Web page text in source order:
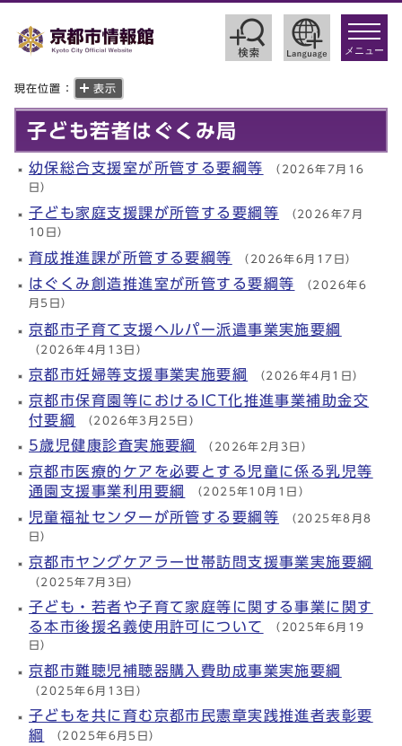
toggle
メニュー
現在位置： 表示
子ども若者はぐくみ局
幼保総合支援室が所管する要綱等 （2026年7月16
日）
子ども家庭支援課が所管する要綱等 （2026年7月
10日）
育成推進課が所管する要綱等 （2026年6月17日）
はぐくみ創造推進室が所管する要綱等 （2026年6
月5日）
京都市子育て支援ヘルパー派遣事業実施要綱
（2026年4月13日）
京都市妊婦等支援事業実施要綱 （2026年4月1日）
京都市保育園等におけるICT化推進事業補助金交
付要綱 （2026年3月25日）
5歳児健康診査実施要綱 （2026年2月3日）
京都市医療的ケアを必要とする児童に係る乳児等
通園支援事業利用要綱 （2025年10月1日）
児童福祉センターが所管する要綱等 （2025年8月8
日）
京都市ヤングケアラー世帯訪問支援事業実施要綱
（2025年7月3日）
子ども・若者や子育て家庭等に関する事業に関す
る本市後援名義使用許可について （2025年6月19
日）
京都市難聴児補聴器購入費助成事業実施要綱
（2025年6月13日）
子どもを共に育む京都市民憲章実践推進者表彰要
綱 （2025年6月5日）